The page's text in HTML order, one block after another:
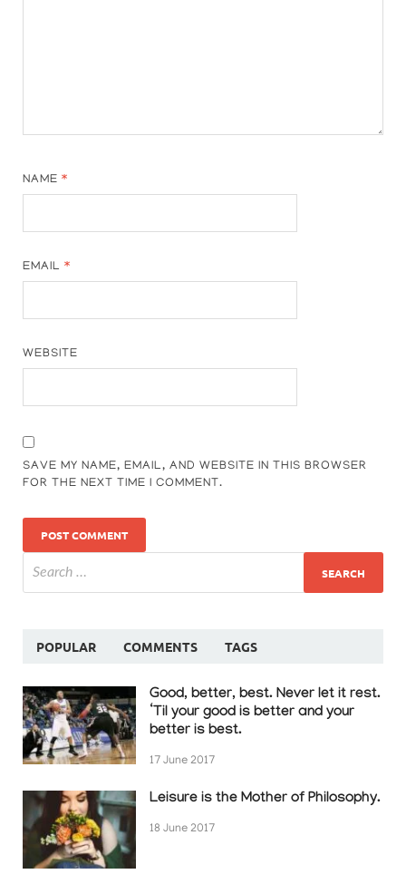
NAME*
EMAIL*
WEBSITE
SAVE MY NAME, EMAIL, AND WEBSITE IN THIS BROWSER
FOR THE NEXT TIME I COMMENT.
POPULAR COMMENTS TAGS
Good, better, best. Never let it rest.
‘Til your good is better and your
better is best.
17 June 2017
Leisure is the Mother of Philosophy.
18 June 2017